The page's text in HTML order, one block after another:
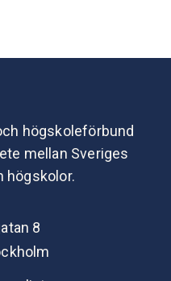
högskoleförbund
mellan Sveriges
högskolor.
8